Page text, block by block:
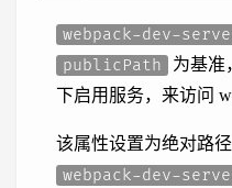
webpack-dev-
publicPath
为基准
下启用服务，来访问
该属性设置为绝对路
webpack-dev-